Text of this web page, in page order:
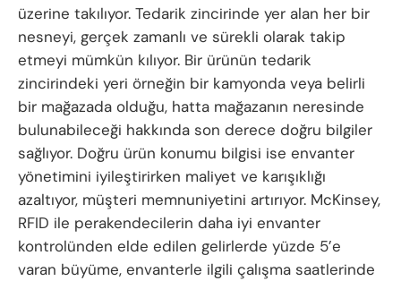
üzerine takılıyor. Tedarik zincirinde yer alan her bir
nesneyi, gerçek zamanlı ve sürekli olarak takip
etmeyi mümkün kılıyor. Bir ürünün tedarik
zincirindeki yeri örneğin bir kamyonda veya belirli
bir mağazada olduğu, hatta mağazanın neresinde
bulunabileceği hakkında son derece doğru bilgiler
sağlıyor. Doğru ürün konumu bilgisi ise envanter
yönetimini iyileştirirken maliyet ve karışıklığı
azaltıyor, müşteri memnuniyetini artırıyor. McKinsey,
RFID ile perakendecilerin daha iyi envanter
kontrolünden elde edilen gelirlerde yüzde 5’e
varan büyüme, envanterle ilgili çalışma saatlerinde